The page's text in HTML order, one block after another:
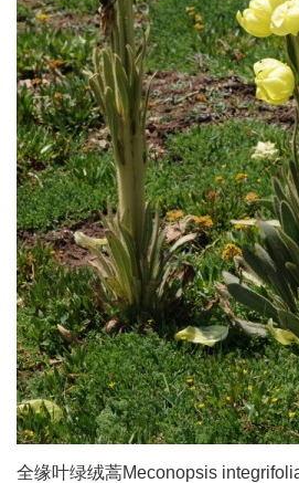
全缘叶绿绒蒿Meconopsis